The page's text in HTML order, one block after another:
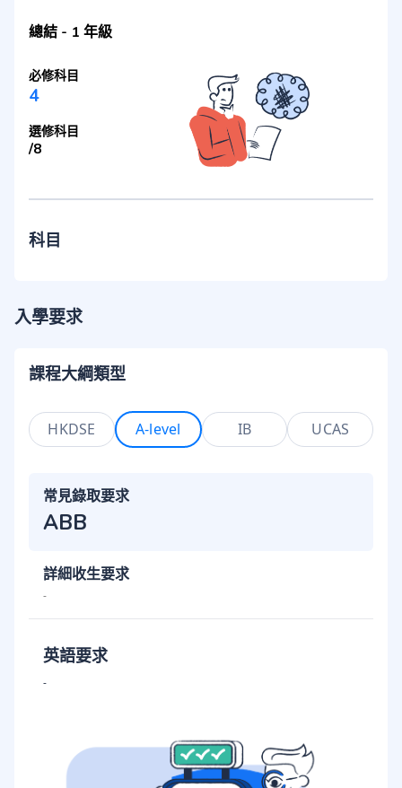
總結 - 1 年級
必修科目
4
選修科目
/8
科目
入學要求
課程大綱類型
HKDSE A-level IB UCAS
常見錄取要求
ABB
詳細收生要求
-
英語要求
-